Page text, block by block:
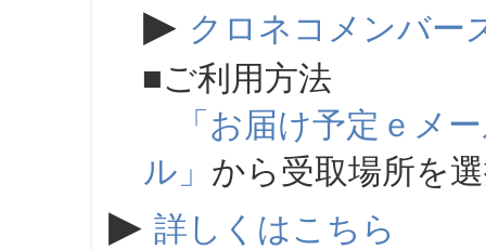
▶ クロネコメンバー
■ご利用方法
「お届け予定ｅメ
ル」 から受取場所を
▶ 詳しくはこちら